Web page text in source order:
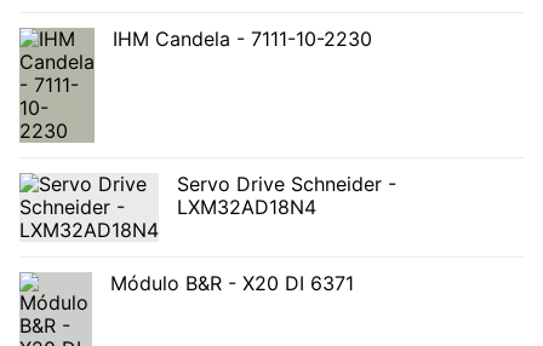
IHM Candela - 7111-10-2230
Servo Drive Schneider -
LXM32AD18N4
Módulo B&R - X20 DI 6371